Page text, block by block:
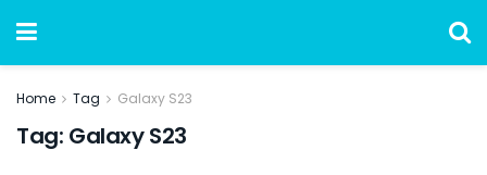
Home Tag Galaxy S23
Tag: Galaxy S23